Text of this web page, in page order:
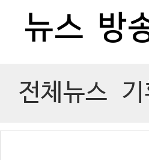
뉴스 방
전체뉴스